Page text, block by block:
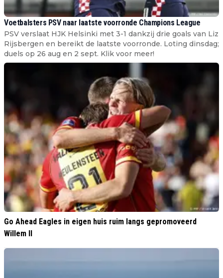
Voetbalsters PSV naar laatste voorronde Champions League
PSV verslaat HJK Helsinki met 3-1 dankzij drie goals van Liz
Rijsbergen en bereikt de laatste voorronde. Loting dinsdag;
duels op 26 aug en 2 sept. Klik voor meer!
Go Ahead Eagles in eigen huis ruim langs gepromoveerd
Willem II